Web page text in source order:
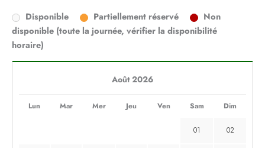
Disponible Partiellement réservé
Non
disponible (toute la journée, vérifier la disponibilité
horaire)
Août 2026
Lun Mar Mer Jeu Ven Sam Dim
01 02